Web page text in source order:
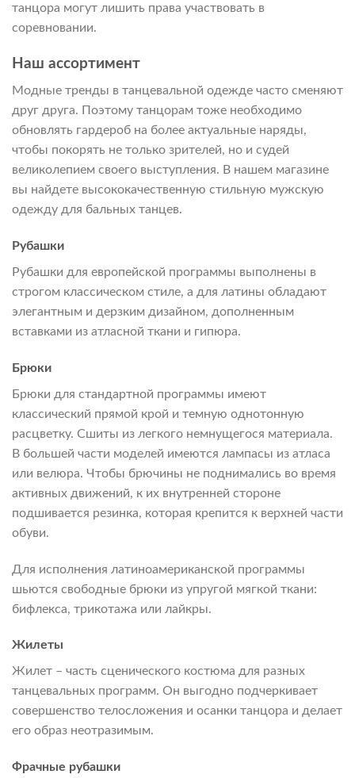
танцора могут лишить права участвовать в
соревновании.
Наш ассортимент
Модные тренды в танцевальной одежде часто сменяют
друг друга. Поэтому танцорам тоже необходимо
обновлять гардероб на более актуальные наряды,
чтобы покорять не только зрителей, но и судей
великолепием своего выступления. В нашем магазине
вы найдете высококачественную стильную мужскую
одежду для бальных танцев.
Рубашки
Рубашки для европейской программы выполнены в
строгом классическом стиле, а для латины обладают
элегантным и дерзким дизайном, дополненным
вставками из атласной ткани и гипюра.
Брюки
Брюки для стандартной программы имеют
классический прямой крой и темную однотонную
расцветку. Сшиты из легкого немнущегося материала.
В большей части моделей имеются лампасы из атласа
или велюра. Чтобы брючины не поднимались во время
активных движений, к их внутренней стороне
подшивается резинка, которая крепится к верхней части
обуви.
Для исполнения латиноамериканской программы
шьются свободные брюки из упругой мягкой ткани:
бифлекса, трикотажа или лайкры.
Жилеты
Жилет – часть сценического костюма для разных
танцевальных программ. Он выгодно подчеркивает
совершенство телосложения и осанки танцора и делает
его образ неотразимым.
Фрачные рубашки